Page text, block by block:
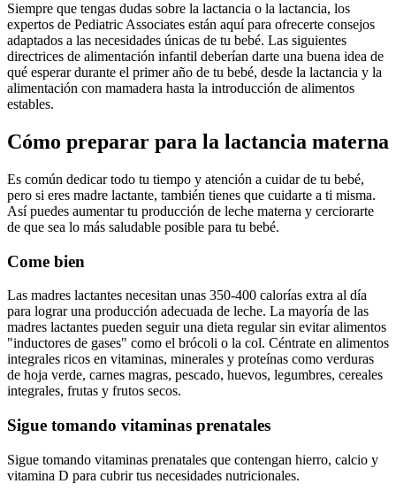
Siempre que tengas dudas sobre la lactancia o la lactancia, los
expertos de Pediatric Associates están aquí para ofrecerte consejos
adaptados a las necesidades únicas de tu bebé. Las siguientes
directrices de alimentación infantil deberían darte una buena idea de
qué esperar durante el primer año de tu bebé, desde la lactancia y la
alimentación con mamadera hasta la introducción de alimentos
estables.
Cómo preparar para la lactancia materna
Es común dedicar todo tu tiempo y atención a cuidar de tu bebé,
pero si eres madre lactante, también tienes que cuidarte a ti misma.
Así puedes aumentar tu producción de leche materna y cerciorarte
de que sea lo más saludable posible para tu bebé.
Come bien
Las madres lactantes necesitan unas 350-400 calorías extra al día
para lograr una producción adecuada de leche. La mayoría de las
madres lactantes pueden seguir una dieta regular sin evitar alimentos
"inductores de gases" como el brócoli o la col. Céntrate en alimentos
integrales ricos en vitaminas, minerales y proteínas como verduras
de hoja verde, carnes magras, pescado, huevos, legumbres, cereales
integrales, frutas y frutos secos.
Sigue tomando vitaminas prenatales
Sigue tomando vitaminas prenatales que contengan hierro, calcio y
vitamina D para cubrir tus necesidades nutricionales.